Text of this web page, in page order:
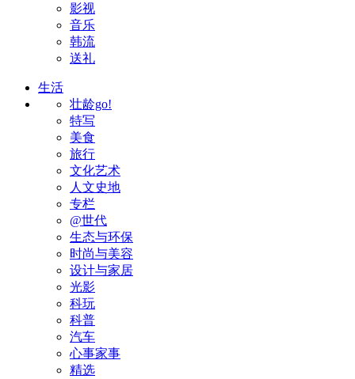
影视
音乐
韩流
送礼
生活
壮龄go!
特写
美食
旅行
文化艺术
人文史地
专栏
@世代
生态与环保
时尚与美容
设计与家居
光影
科玩
科普
汽车
心事家事
精选